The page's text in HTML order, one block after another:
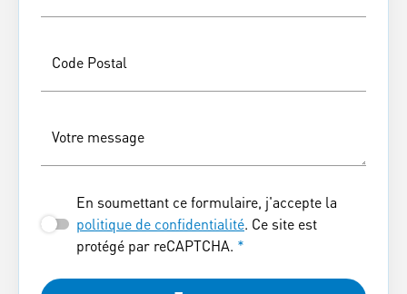
Code Postal
Votre message
En soumettant ce formulaire, j'accepte la
politique de confidentialité. Ce site est
protégé par reCAPTCHA. *